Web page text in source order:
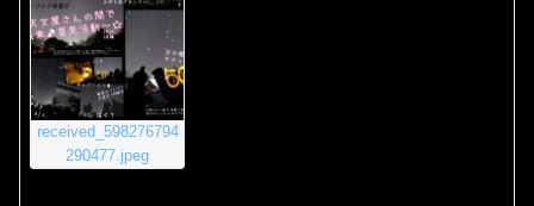
received_598276794
290477.jpeg